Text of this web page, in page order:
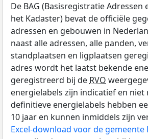
De BAG (Basisregistratie Adressen
het Kadaster) bevat de officiële
adressen en gebouwen in
naast alle adressen, alle panden,
standplaatsen en ligplaatsen
adres wordt het laatst bekende
geregistreerd bij de RVO
energielabels zijn indicatief en niet
definitieve energielabels hebben
10 jaar en kunnen inmiddels zijn
Excel-download voor de gemeente